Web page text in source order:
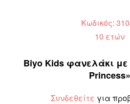
Κωδικός:
10 ετών
Biyo Kids φανελάκι
Princess»
Συνδεθείτε για